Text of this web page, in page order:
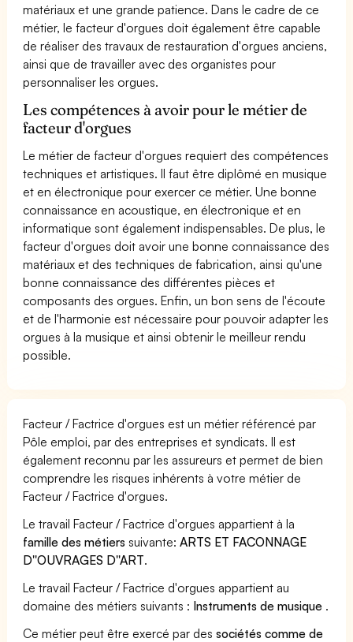
matériaux et une grande patience. Dans le cadre de ce
métier, le facteur d'orgues doit également être capable
de réaliser des travaux de restauration d'orgues anciens,
ainsi que de travailler avec des organistes pour
personnaliser les orgues.
Les compétences à avoir pour le métier de
facteur d'orgues
Le métier de facteur d'orgues requiert des compétences
techniques et artistiques. Il faut être diplômé en musique
et en électronique pour exercer ce métier. Une bonne
connaissance en acoustique, en électronique et en
informatique sont également indispensables. De plus, le
facteur d'orgues doit avoir une bonne connaissance des
matériaux et des techniques de fabrication, ainsi qu'une
bonne connaissance des différentes pièces et
composants des orgues. Enfin, un bon sens de l'écoute
et de l'harmonie est nécessaire pour pouvoir adapter les
orgues à la musique et ainsi obtenir le meilleur rendu
possible.
Facteur / Factrice d'orgues est un métier référencé par
Pôle emploi, par des entreprises et syndicats. Il est
également reconnu par les assureurs et permet de bien
comprendre les risques inhérents à votre métier de
Facteur / Factrice d'orgues.
Le travail Facteur / Factrice d'orgues appartient à la
famille des métiers suivante:ARTS ET FACONNAGE
D''OUVRAGES D''ART.
Le travail Facteur / Factrice d'orgues appartient au
domaine des métiers suivants : Instruments de musique .
Ce métier peut être exercé par dessociétés comme de